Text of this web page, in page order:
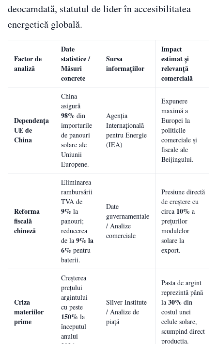
deocamdată, statutul de lider în accesibilitatea
energetică globală.
Factor de
analiză
Date
statistice /
Măsuri
concrete
Sursa
informațiilor
Impact
estimat și
relevanță
comercială
Dependența
UE de
China
China
asigură
98% din
importurile
de panouri
solare ale
Uniunii
Europene.
Agenția
Internațională
pentru Energie
(IEA)
Expunere
maximă a
Europei la
politicile
comerciale și
fiscale ale
Beijingului.
Reforma
fiscală
chineză
Eliminarea
rambursării
TVA de
9% la
panouri;
reducerea
de la 9% la
6% pentru
baterii.
Date
guvernamentale
/ Analize
comerciale
Presiune directă
de creștere cu
circa 10% a
prețurilor
modulelor
solare la
export.
Criza
materiilor
prime
Creșterea
prețului
argintului
cu peste
150% la
începutul
anului
Silver Institute
/ Analize de
piață
Pasta de argint
reprezintă până
la 30% din
costul unei
celule solare,
scumpind direct
producția.